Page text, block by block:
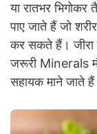
या रातभर
पाए जाते हैं जो
कर सकते हैं।
जरूरी Minerals
सहायक माने जाते